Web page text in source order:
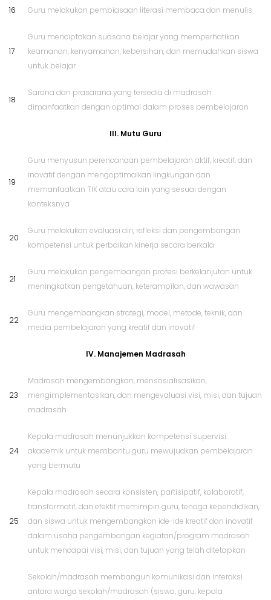
16 Guru melakukan pembiasaan literasi membaca dan menulis
17
Guru menciptakan suasana belajar yang memperhatikan
keamanan, kenyamanan, kebersihan, dan memudahkan siswa
untuk belajar
18
Sarana dan prasarana yang tersedia di madrasah
dimanfaatkan dengan optimal dalam proses pembelajaran
III. Mutu Guru
19
Guru menyusun perencanaan pembelajaran aktif, kreatif, dan
inovatif dengan mengoptimalkan lingkungan dan
memanfaatkan TIK atau cara lain yang sesuai dengan
konteksnya
20
Guru melakukan evaluasi diri, refleksi dan pengembangan
kompetensi untuk perbaikan kinerja secara berkala
21
Guru melakukan pengembangan profesi berkelanjutan untuk
meningkatkan pengetahuan, keterampilan, dan wawasan
22
Guru mengembangkan strategi, model, metode, teknik, dan
media pembelajaran yang kreatif dan inovatif
IV. Manajemen Madrasah
23
Madrasah mengembangkan, mensosialisasikan,
mengimplementasikan, dan mengevaluasi visi, misi, dan tujuan
madrasah
24
Kepala madrasah menunjukkan kompetensi supervisi
akademik untuk membantu guru mewujudkan pembelajaran
yang bermutu
25
Kepala madrasah secara konsisten, partisipatif, kolaboratif,
transformatif, dan efektif memimpin guru, tenaga kependidikan,
dan siswa untuk mengembangkan ide-ide kreatif dan inovatif
dalam usaha pengembangan kegiatan/program madrasah
untuk mencapai visi, misi, dan tujuan yang telah ditetapkan
Sekolah/madrasah membangun komunikasi dan interaksi
antara warga sekolah/madrasah (siswa, guru, kepala